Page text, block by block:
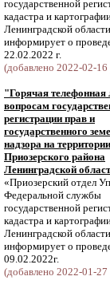
государственной
кадастра и
Ленинградской области
информирует о
22.02.2022 г.
(добавлено 2022-02-16
"Горячая телефонная
вопросам
регистрации прав и
государственного
надзора на территории
Приозерского района
Ленинградской
«Приозерский отдел
Федеральной службы
государственной
кадастра и
Ленинградской области
информирует о
09.02.2022г.
(добавлено 2022-01-27